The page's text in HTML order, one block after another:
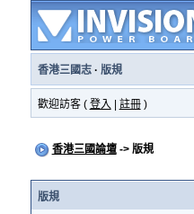
香港三國志· 版規
歡迎訪客 ( 登入 註冊)
香港三國論壇-> 版規
版規